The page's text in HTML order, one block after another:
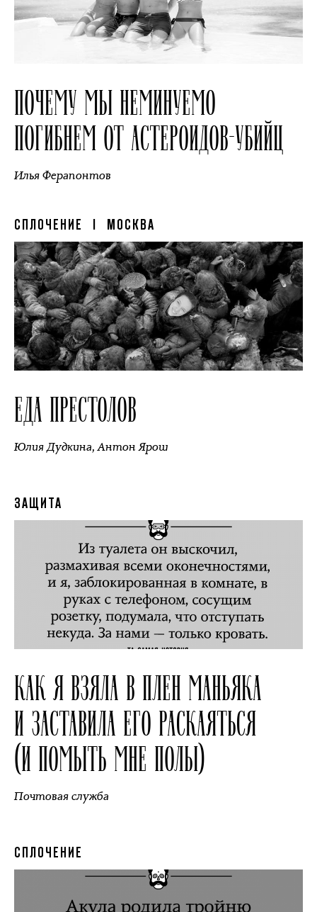
ПОЧЕМУ МЫ НЕМИНУЕМО
ПОГИБНЕМ ОТ АСТЕРОИДОВ-УБИЙЦ
Илья Ферапонтов
СПЛОЧЕНИЕ | МОСКВА
ЕДА ПРЕСТОЛОВ
Юлия Дудкина,Антон Ярош
ЗАЩИТА
КАК Я ВЗЯЛА В ПЛЕН МАНЬЯКА
И ЗАСТАВИЛА ЕГО РАСКАЯТЬСЯ
(И ПОМЫТЬ МНЕ ПОЛЫ)
Почтовая служба
СПЛОЧЕНИЕ